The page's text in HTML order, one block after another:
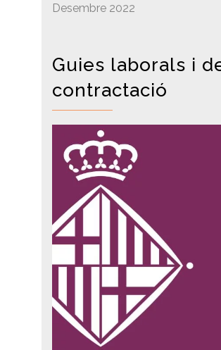
Desembre 2022
Guies laborals i
contractació